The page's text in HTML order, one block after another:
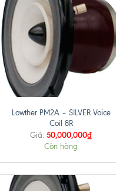
+
Lowther PM2A – SILVER Voice
Coil 8R
Giá: 50,000,000₫
Còn hàng